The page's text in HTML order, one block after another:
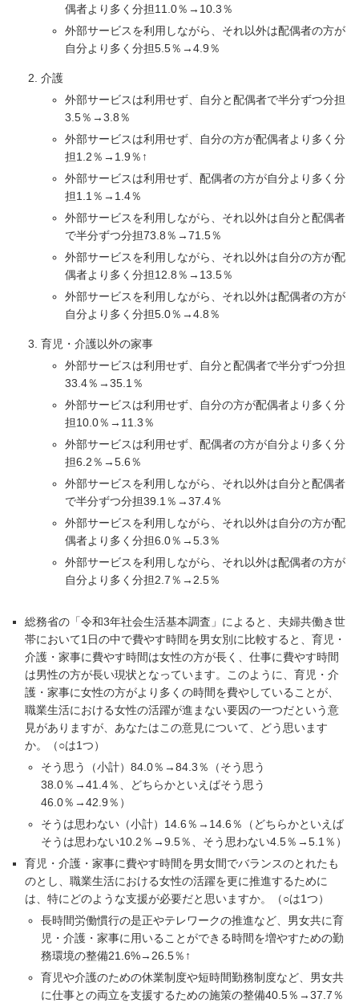
偶者より多く分担11.0％→10.3％
外部サービスを利用しながら、それ以外は配偶者の方が
自分より多く分担5.5％→4.9％
介護
外部サービスは利用せず、自分と配偶者で半分ずつ分担
3.5％→3.8％
外部サービスは利用せず、自分の方が配偶者より多く分
担1.2％→1.9％↑
外部サービスは利用せず、配偶者の方が自分より多く分
担1.1％→1.4％
外部サービスを利用しながら、それ以外は自分と配偶者
で半分ずつ分担73.8％→71.5％
外部サービスを利用しながら、それ以外は自分の方が配
偶者より多く分担12.8％→13.5％
外部サービスを利用しながら、それ以外は配偶者の方が
自分より多く分担5.0％→4.8％
育児・介護以外の家事
外部サービスは利用せず、自分と配偶者で半分ずつ分担
33.4％→35.1％
外部サービスは利用せず、自分の方が配偶者より多く分
担10.0％→11.3％
外部サービスは利用せず、配偶者の方が自分より多く分
担6.2％→5.6％
外部サービスを利用しながら、それ以外は自分と配偶者
で半分ずつ分担39.1％→37.4％
外部サービスを利用しながら、それ以外は自分の方が配
偶者より多く分担6.0％→5.3％
外部サービスを利用しながら、それ以外は配偶者の方が
自分より多く分担2.7％→2.5％
総務省の「令和3年社会生活基本調査」によると、夫婦共働き世
帯において1日の中で費やす時間を男女別に比較すると、育児・
介護・家事に費やす時間は女性の方が長く、仕事に費やす時間
は男性の方が長い現状となっています。このように、育児・介
護・家事に女性の方がより多くの時間を費やしていることが、
職業生活における女性の活躍が進まない要因の一つだという意
見がありますが、あなたはこの意見について、どう思います
か。（○は1つ）
そう思う（小計）84.0％→84.3％（そう思う
38.0％→41.4％、どちらかといえばそう思う
46.0％→42.9％）
そうは思わない（小計）14.6％→14.6％（どちらかといえば
そうは思わない10.2％→9.5％、そう思わない4.5％→5.1％）
育児・介護・家事に費やす時間を男女間でバランスのとれたも
のとし、職業生活における女性の活躍を更に推進するために
は、特にどのような支援が必要だと思いますか。（○は1つ）
長時間労働慣行の是正やテレワークの推進など、男女共に育
児・介護・家事に用いることができる時間を増やすための勤
務環境の整備21.6%→26.5％↑
育児や介護のための休業制度や短時間勤務制度など、男女共
に仕事との両立を支援するための施策の整備40.5％→37.7％